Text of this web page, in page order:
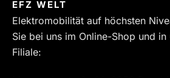
EFZ WELT
Elektromobilität auf höchsten
Sie bei uns im Online-Shop und in
Filiale: